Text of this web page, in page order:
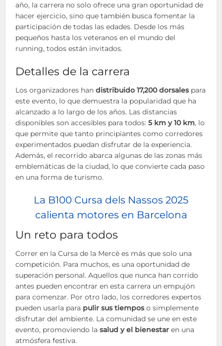
año, la carrera no solo ofrece una gran oportunidad de
hacer ejercicio, sino que también busca fomentar la
participación de todas las edades. Desde los más
pequeños hasta los veteranos en el mundo del
running, todos están invitados.
Detalles de la carrera
Los organizadores handistribuido 17,200 dorsalespara
este evento, lo que demuestra la popularidad que ha
alcanzado a lo largo de los años. Las distancias
disponibles son accesibles para todos:5 km y 10 km, lo
que permite que tanto principiantes como corredores
experimentados puedan disfrutar de la experiencia.
Además, el recorrido abarca algunas de las zonas más
emblemáticas de la ciudad, lo que convierte cada paso
en una forma de turismo.
La B100 Cursa dels Nassos 2025
calienta motores en Barcelona
Un reto para todos
Correr en la Cursa de la Mercè es más que solo una
competición. Para muchos, es una oportunidad de
superación personal. Aquellos que nunca han corrido
antes pueden encontrar en esta carrera un empujón
para comenzar. Por otro lado, los corredores expertos
pueden usarla para pulir sus tiemposo simplemente
disfrutar del ambiente. La comunidad se une en este
evento, promoviendo lasalud y el bienestar en una
atmósfera festiva.